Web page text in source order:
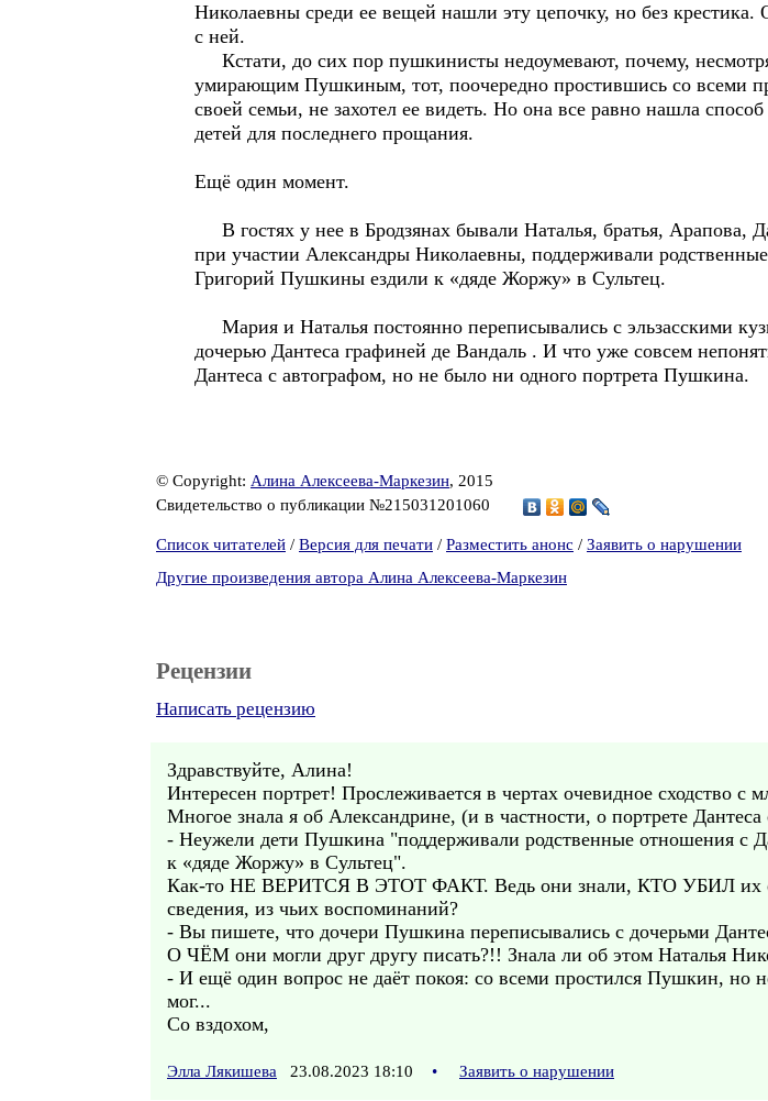
Николаевны среди ее вещей нашли эту цепочку, но без крестика.
с ней.
Кстати, до сих пор пушкинисты недоумевают, почему,
умирающим Пушкиным, тот, поочередно простившись со всеми
своей семьи, не захотел ее видеть. Но она все равно нашла
детей для последнего прощания.
Ещё один момент.
В гостях у нее в Бродзянах бывали Наталья, братья,
при участии Александры Николаевны, поддерживали
Григорий Пушкины ездили к «дяде Жоржу» в Сультец.
Мария и Наталья постоянно переписывались с эльзасскими
дочерью Дантеса графиней де Вандаль . И что уже совсем
Дантеса с автографом, но не было ни одного портрета Пушкина.
© Copyright: Алина Алексеева-Маркезин, 2015
Свидетельство о публикации №215031201060
Список читателей / Версия для печати / Разместить анонс / Заявить о нарушении
Другие произведения автора Алина Алексеева-Маркезин
Рецензии
Написать рецензию
Здравствуйте, Алина!
Интересен портрет! Прослеживается в чертах очевидное сходство с
Многое знала я об Александрине, (и в частности, о портрете
- Неужели дети Пушкина "поддерживали родственные отношения с
к «дяде Жоржу» в Сультец".
Как-то НЕ ВЕРИТСЯ В ЭТОТ ФАКТ. Ведь они знали, КТО УБИЛ их
сведения, из чьих воспоминаний?
- Вы пишете, что дочери Пушкина переписывались с дочерьми
О ЧЁМ они могли друг другу писать?!! Знала ли об этом Наталья
- И ещё один вопрос не даёт покоя: со всеми простился Пушкин, но
мог...
Со вздохом,
Элла Лякишева 23.08.2023 18:10 • Заявить о нарушении